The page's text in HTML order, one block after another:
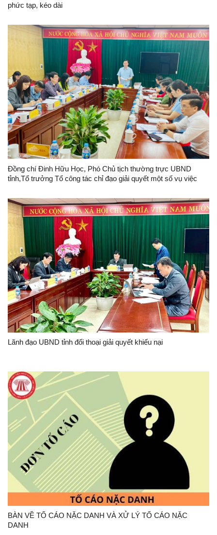
phức tạp, kéo dài
Đồng chí Đinh Hữu Học, Phó Chủ tịch thường trực UBND
tỉnh,Tổ trưởng Tổ công tác chỉ đạo giải quyết một số vụ việc
thoại với gia đình ông Trần Ngọc Sơn.
Lãnh đạo UBND tỉnh đối thoại giải quyết khiếu nại
BÀN VỀ TỐ CÁO NẶC DANH VÀ XỬ LÝ TỐ CÁO NẶC
DANH